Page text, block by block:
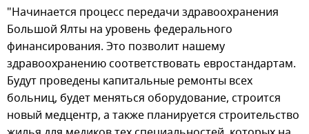
"Начинается процесс передачи здравоохранения
Большой Ялты на уровень федерального
финансирования. Это позволит нашему
здравоохранению соответствовать евростандартам.
Будут проведены капитальные ремонты всех
больниц, будет меняться оборудование, строится
новый медцентр, а также планируется строительство